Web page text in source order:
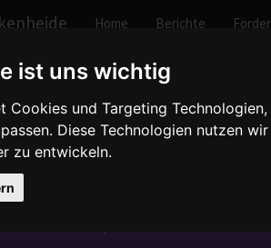
ist uns wichtig
Cookies und Targeting
Diese Technologien nutzen
zu entwickeln.
Home Berichte
2007
- 2006/2007